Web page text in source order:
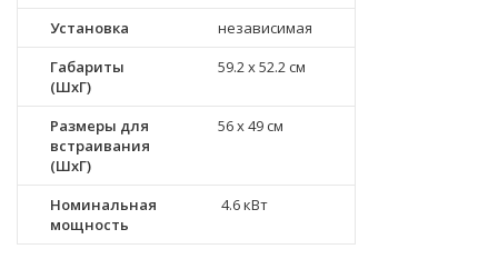
Установка
независимая
Габариты
(ШхГ)
59.2 x 52.2 см
Размеры для
встраивания
(ШхГ)
56 x 49 см
Номинальная
мощность
4.6 кВт